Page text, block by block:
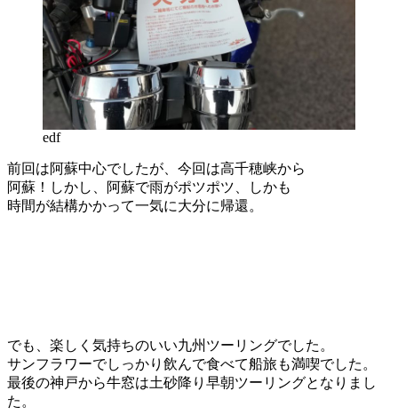
edf
前回は阿蘇中心でしたが、今回は高千穂峡から
阿蘇！しかし、阿蘇で雨がポツポツ、しかも
時間が結構かかって一気に大分に帰還。
でも、楽しく気持ちのいい九州ツーリングでした。
サンフラワーでしっかり飲んで食べて船旅も満喫でした。
最後の神戸から牛窓は土砂降り早朝ツーリングとなりまし
た。